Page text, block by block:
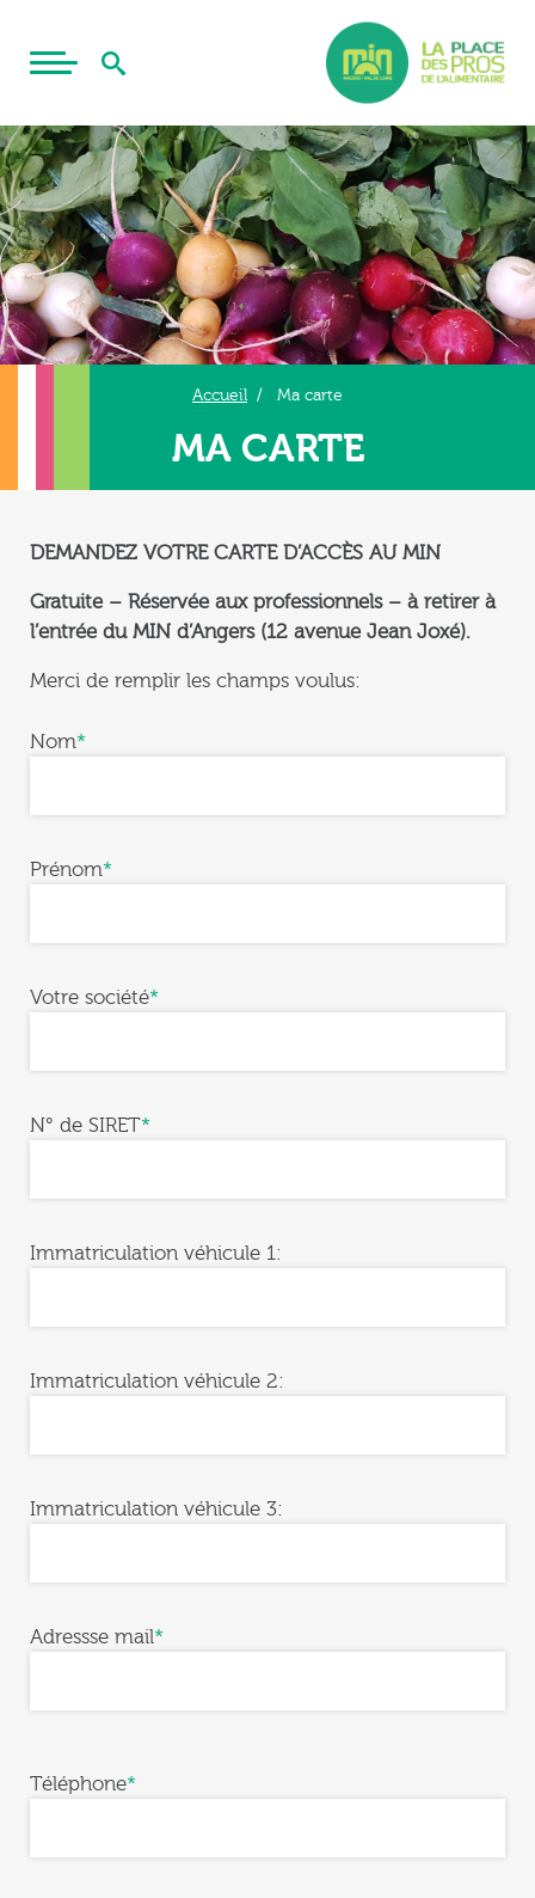
Accueil Ma carte
MA CARTE
DEMANDEZ VOTRE CARTE D’ACCÈS AU MIN
Gratuite – Réservée aux professionnels – à retirer à
l’entrée du MIN d’Angers (12 avenue Jean Joxé).
Merci de remplir les champs voulus:
Nom*
Prénom*
Votre société*
N° de SIRET*
Immatriculation véhicule 1:
Immatriculation véhicule 2:
Immatriculation véhicule 3:
Adressse mail*
Téléphone*